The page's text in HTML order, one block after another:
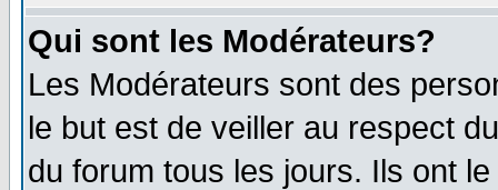
Qui sont les Modérateurs?
Les Modérateurs sont des
le but est de veiller au respect
du forum tous les jours. Ils ont